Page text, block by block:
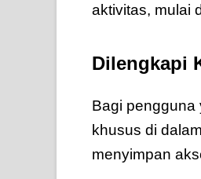
aktivitas, mulai
Dilengkapi
Bagi pengguna
khusus di
menyimpan